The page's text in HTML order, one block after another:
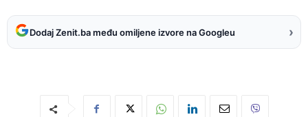
Dodaj Zenit.ba među omiljene izvore na Googleu ›